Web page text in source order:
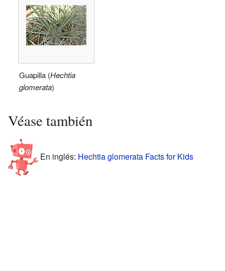
Guapilla (Hechtia
glomerata)
Véase también
En inglés: Hechtia glomerata Facts for Kids